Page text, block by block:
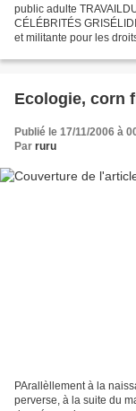
public adulte
CÉLÉBRITÉS
et militante pour les
Ecologie, corn
Publié le 17/11/2006 à
Par ruru
PArallèllement à la
perverse, à la suite du